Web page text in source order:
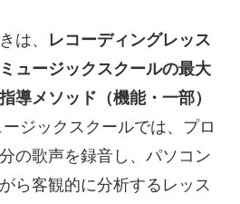
は、 レコーディングレッス
ュージックスクールの最大
導メソッド（機能・一部）
ジックスクールでは、プロ
の歌声を録音し、パソコン
ら客観的に分析するレッス